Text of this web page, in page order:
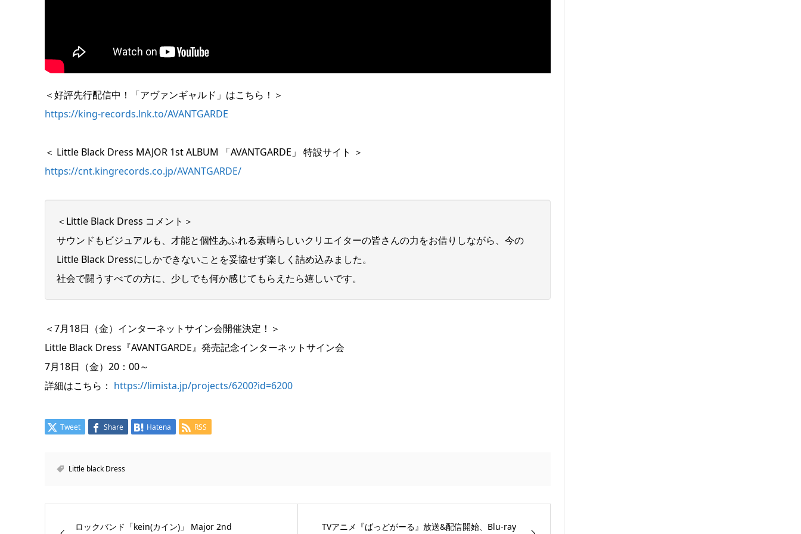
＜好評先行配信中！「アヴァンギャルド」はこちら！＞
https://king-records.lnk.to/AVANTGARDE
＜ Little Black Dress MAJOR 1st ALBUM 「AVANTGARDE」 特設サイト ＞
https://cnt.kingrecords.co.jp/AVANTGARDE/
＜Little Black Dress コメント＞
サウンドもビジュアルも、才能と個性あふれる素晴らしいクリエイターの皆さんの力をお借りしながら、今の
Little Black Dressにしかできないことを妥協せず楽しく詰め込みました。
社会で闘うすべての方に、少しでも何か感じてもらえたら嬉しいです。
＜7月18日（金）インターネットサイン会開催決定！＞
Little Black Dress『AVANTGARDE』発売記念インターネットサイン会
7月18日（金）20：00～
詳細はこちら： https://limista.jp/projects/6200?id=6200
Tweet Share Hatena RSS
Little black Dress
ロックバンド「kein(カイン)」 Major 2nd TVアニメ『ばっどがーる』放送&配信開始、Blu-ray